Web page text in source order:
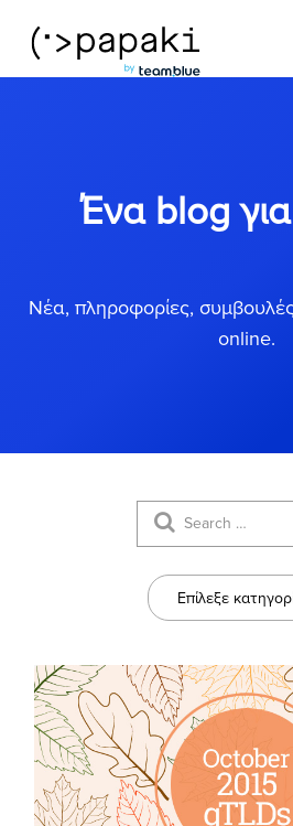
Ένα blog
Νέα, πληροφορίες,
online.
Επίλεξε